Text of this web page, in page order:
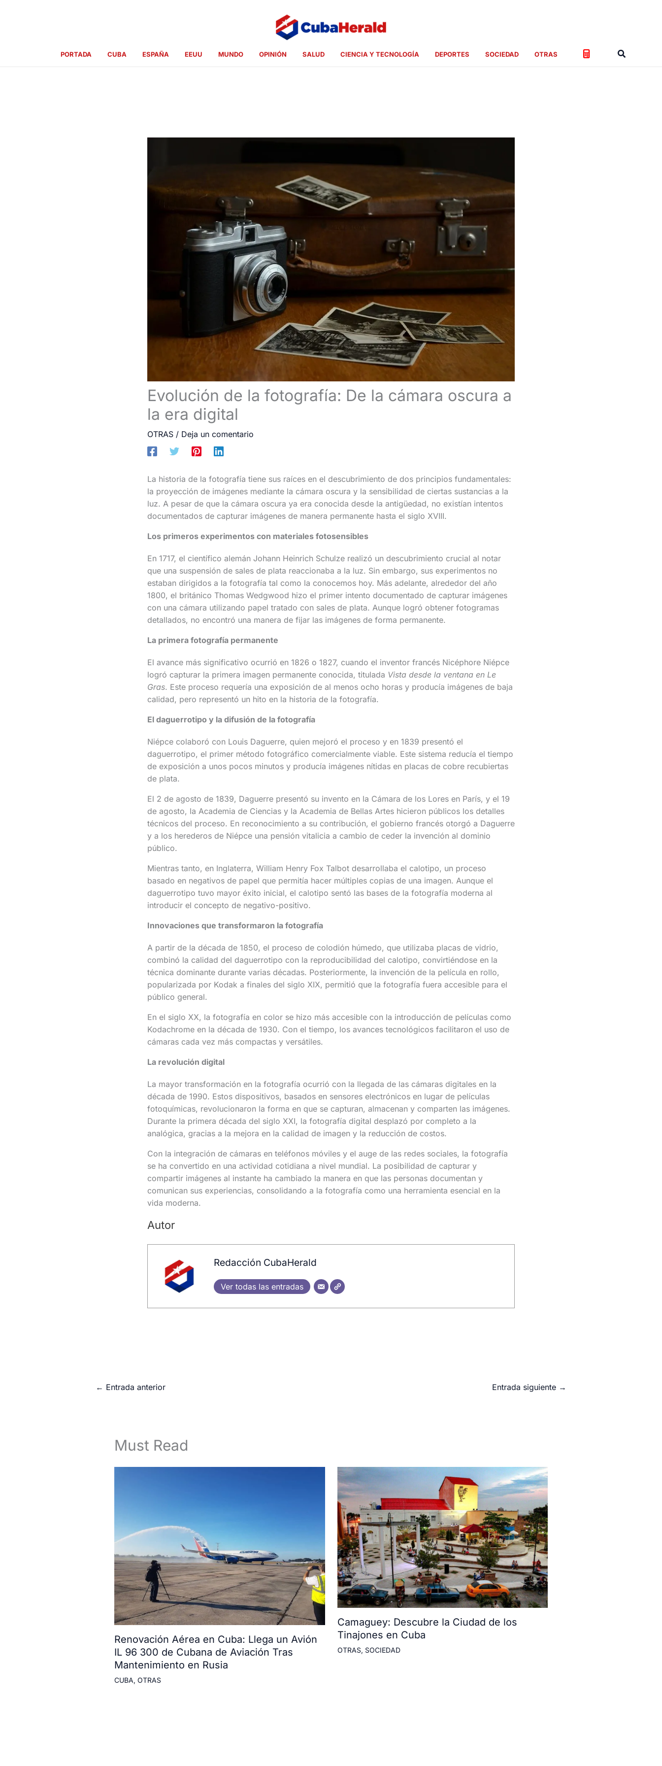
PORTADA CUBA ESPAÑA EEUU MUNDO OPINIÓN SALUD CIENCIA Y TECNOLOGÍA DEPORTES SOCIEDAD OTRAS Buscar
Evolución de la fotografía: De la cámara oscura a
la era digital
OTRAS/ Deja un comentario
La historia de la fotografía tiene sus raíces en el descubrimiento de dos principios fundamentales:
la proyección de imágenes mediante la cámara oscura y la sensibilidad de ciertas sustancias a la
luz. A pesar de que la cámara oscura ya era conocida desde la antigüedad, no existían intentos
documentados de capturar imágenes de manera permanente hasta el siglo XVIII.
Los primeros experimentos con materiales fotosensibles
En 1717, el científico alemán Johann Heinrich Schulze realizó un descubrimiento crucial al notar
que una suspensión de sales de plata reaccionaba a la luz. Sin embargo, sus experimentos no
estaban dirigidos a la fotografía tal como la conocemos hoy. Más adelante, alrededor del año
1800, el británico Thomas Wedgwood hizo el primer intento documentado de capturar imágenes
con una cámara utilizando papel tratado con sales de plata. Aunque logró obtener fotogramas
detallados, no encontró una manera de fijar las imágenes de forma permanente.
La primera fotografía permanente
El avance más significativo ocurrió en 1826 o 1827, cuando el inventor francés Nicéphore Niépce
logró capturar la primera imagen permanente conocida, titulada Vista desde la ventana en Le
Gras. Este proceso requería una exposición de al menos ocho horas y producía imágenes de baja
calidad, pero representó un hito en la historia de la fotografía.
El daguerrotipo y la difusión de la fotografía
Niépce colaboró con Louis Daguerre, quien mejoró el proceso y en 1839 presentó el
daguerrotipo, el primer método fotográfico comercialmente viable. Este sistema reducía el tiempo
de exposición a unos pocos minutos y producía imágenes nítidas en placas de cobre recubiertas
de plata.
El 2 de agosto de 1839, Daguerre presentó su invento en la Cámara de los Lores en París, y el 19
de agosto, la Academia de Ciencias y la Academia de Bellas Artes hicieron públicos los detalles
técnicos del proceso. En reconocimiento a su contribución, el gobierno francés otorgó a Daguerre
y a los herederos de Niépce una pensión vitalicia a cambio de ceder la invención al dominio
público.
Mientras tanto, en Inglaterra, William Henry Fox Talbot desarrollaba el calotipo, un proceso
basado en negativos de papel que permitía hacer múltiples copias de una imagen. Aunque el
daguerrotipo tuvo mayor éxito inicial, el calotipo sentó las bases de la fotografía moderna al
introducir el concepto de negativo-positivo.
Innovaciones que transformaron la fotografía
A partir de la década de 1850, el proceso de colodión húmedo, que utilizaba placas de vidrio,
combinó la calidad del daguerrotipo con la reproducibilidad del calotipo, convirtiéndose en la
técnica dominante durante varias décadas. Posteriormente, la invención de la película en rollo,
popularizada por Kodak a finales del siglo XIX, permitió que la fotografía fuera accesible para el
público general.
En el siglo XX, la fotografía en color se hizo más accesible con la introducción de películas como
Kodachrome en la década de 1930. Con el tiempo, los avances tecnológicos facilitaron el uso de
cámaras cada vez más compactas y versátiles.
La revolución digital
La mayor transformación en la fotografía ocurrió con la llegada de las cámaras digitales en la
década de 1990. Estos dispositivos, basados en sensores electrónicos en lugar de películas
fotoquímicas, revolucionaron la forma en que se capturan, almacenan y comparten las imágenes.
Durante la primera década del siglo XXI, la fotografía digital desplazó por completo a la
analógica, gracias a la mejora en la calidad de imagen y la reducción de costos.
Con la integración de cámaras en teléfonos móviles y el auge de las redes sociales, la fotografía
se ha convertido en una actividad cotidiana a nivel mundial. La posibilidad de capturar y
compartir imágenes al instante ha cambiado la manera en que las personas documentan y
comunican sus experiencias, consolidando a la fotografía como una herramienta esencial en la
vida moderna.
Autor
Redacción CubaHerald
Ver todas las entradas
← Entrada anterior Entrada siguiente →
Must Read
Renovación Aérea en Cuba: Llega un Avión
IL 96 300 de Cubana de Aviación Tras
Mantenimiento en Rusia
CUBA, OTRAS
Camaguey: Descubre la Ciudad de los
Tinajones en Cuba
OTRAS, SOCIEDAD